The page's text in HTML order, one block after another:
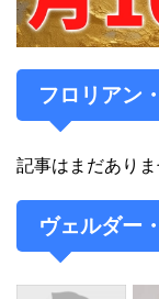
っていた。
2006年、ヴェル
2014年からはヴ
ントコーチに就
2017年10月30日
ーメンのアレク
受けて暫定的に
揮を執った11月3
フロリアン
記事はまだありま
ヴェルダー